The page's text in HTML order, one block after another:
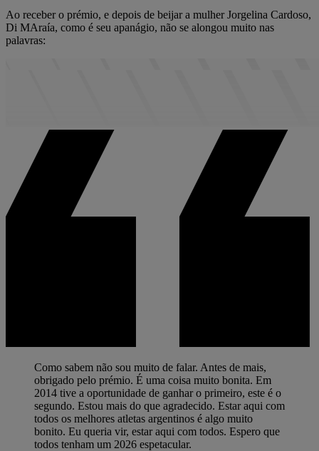
Ao receber o prémio, e depois de beijar a mulher Jorgelina Cardoso,
Di MAraía, como é seu apanágio, não se alongou muito nas
palavras:
Como sabem não sou muito de falar. Antes de mais,
obrigado pelo prémio. É uma coisa muito bonita. Em
2014 tive a oportunidade de ganhar o primeiro, este é o
segundo. Estou mais do que agradecido. Estar aqui com
todos os melhores atletas argentinos é algo muito
bonito. Eu queria vir, estar aqui com todos. Espero que
todos tenham um 2026 espetacular.